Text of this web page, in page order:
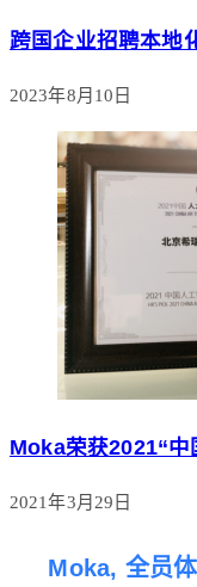
跨国企业招聘本地
2023年8月10日
Moka荣获2021“中
2021年3月29日
Moka, 全员